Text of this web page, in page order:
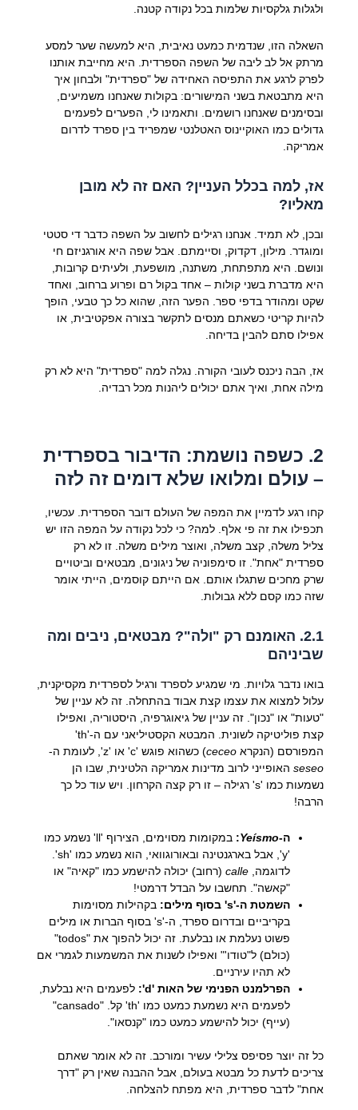
ולגלות גלקסיות שלמות בכל נקודה קטנה.
השאלה הזו, שנדמית כמעט נאיבית, היא למעשה שער למסע
מרתק אל לב ליבה של השפה הספרדית. היא מחייבת אותנו
לפרק לרגע את התפיסה האחידה של "ספרדית" ולבחון איך
היא מתבטאת בשני המישורים: בקולות שאנחנו משמיעים,
ובסימנים שאנחנו רושמים. ותאמינו לי, הפערים לפעמים
גדולים כמו האוקיינוס האטלנטי שמפריד בין ספרד לדרום
אמריקה.
אז, למה בכלל העניין? האם זה לא מובן
מאליו?
ובכן, לא תמיד. אנחנו רגילים לחשוב על השפה כדבר די סטטי
ומוגדר. מילון, דקדוק, וסיימתם. אבל שפה היא אורגניזם חי
ונושם. היא מתפתחת, משתנה, מושפעת, ולעיתים קרובות,
היא מדברת בשני קולות – אחד בקול רם ופרוע ברחוב, ואחד
שקט ומהודר בדפי ספר. הפער הזה, שהוא כל כך טבעי, הופך
להיות קריטי כשאתם מנסים לתקשר בצורה אפקטיבית, או
אפילו סתם להבין בדיחה.
אז, הבה ניכנס לעובי הקורה. נגלה למה "ספרדית" היא לא רק
מילה אחת, ואיך אתם יכולים ליהנות מכל רבדיה.
2. כשפה נושמת: הדיבור בספרדית
– עולם ומלואו שלא דומים זה לזה
קחו רגע לדמיין את המפה של העולם דובר הספרדית. עכשיו,
תכפילו את זה פי אלף. למה? כי לכל נקודה על המפה הזו יש
צליל משלה, קצב משלה, ואוצר מילים משלה. זו לא רק
ספרדית "אחת". זו סימפוניה של ניגונים, מבטאים וביטויים
שרק מחכים שתגלו אותם. אם הייתם קוסמים, הייתי אומר
שזה כמו קסם ללא גבולות.
2.1. האומנם רק "ולה"? מבטאים, ניבים ומה
שביניהם
בואו נדבר גלויות. מי שמגיע לספרד ורגיל לספרדית מקסיקנית,
עלול למצוא את עצמו קצת אבוד בהתחלה. זה לא עניין של
"טעות" או "נכון". זה עניין של גיאוגרפיה, היסטוריה, ואפילו
קצת פוליטיקה לשונית. המבטא הקסטיליאני עם ה-'th'
המפורסם (הנקרא ceceo) כשהוא פוגש 'c' או 'z', לעומת ה-
seseoהאופייני לרוב מדינות אמריקה הלטינית, שבו הן
נשמעות כמו 's' רגילה – זו רק קצה הקרחון. ויש עוד כל כך
הרבה!
ה-Yeísmo
:
במקומות מסוימים, הצירוף 'll' נשמע כמו
'y', אבל בארגנטינה ובאורוגוואי, הוא נשמע כמו 'sh'.
לדוגמה, calle(רחוב) יכולה להישמע כמו "קאיה" או
"קאשה". תחשבו על הבדל דרמטי!
השמטת ה-'s' בסוף מילים:
בקהילות מסוימות
בקריביים ובדרום ספרד, ה-'s' בסוף הברות או מילים
פשוט נעלמת או נבלעת. זה יכול להפוך את "todos"
(כולם) ל"טודו'" ואפילו לשנות את המשמעות לגמרי אם
לא תהיו עירניים.
הפרלמנט הפנימי של האות 'd':
לפעמים היא נבלעת,
לפעמים היא נשמעת כמעט כמו 'th' קל. "cansado"
(עייף) יכול להישמע כמעט כמו "קנסאו".
כל זה יוצר פסיפס צלילי עשיר ומורכב. זה לא אומר שאתם
צריכים לדעת כל מבטא בעולם, אבל ההבנה שאין רק "דרך
אחת" לדבר ספרדית, היא מפתח להצלחה.